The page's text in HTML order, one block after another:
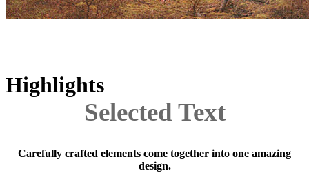
Highlights
Selected Text
Carefully crafted elements come together into one amazing
design.